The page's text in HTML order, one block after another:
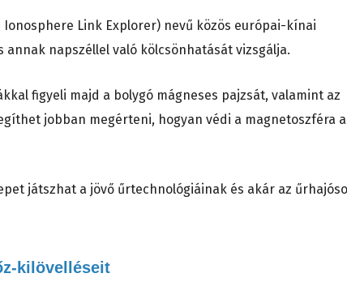
Link Explorer) nevű közös európai-kínai
annak napszéllel való kölcsönhatását vizsgálja.
figyeli majd a bolygó mágneses pajzsát, valamint az
jobban megérteni, hogyan védi a magnetoszféra a
játszhat a jövő űrtechnológiáinak és akár az
kilövelléseit